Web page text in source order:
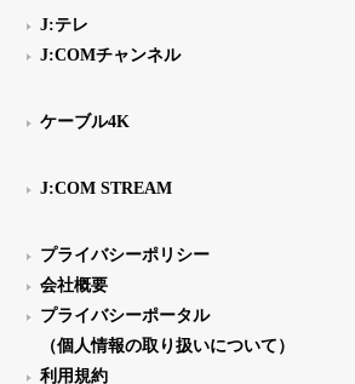
J:テレ
J:COMチャンネル
ケーブル4K
J:COM STREAM
プライバシーポリシー
会社概要
プライバシーポータル
（個人情報の取り扱いについて）
利用規約